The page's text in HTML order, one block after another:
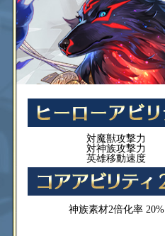
対魔獣攻撃力
対神族攻撃力
英雄移動速度
神族素材2倍化率 20%